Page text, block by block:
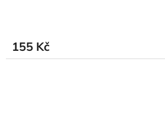
155 Kč